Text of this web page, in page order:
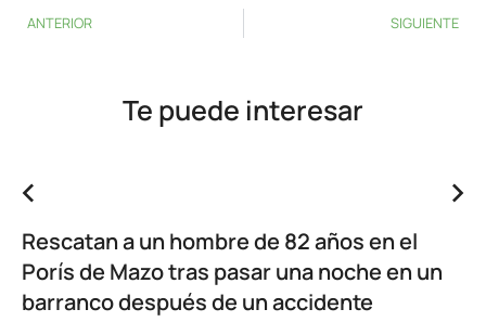
ANTERIOR SIGUIENTE
Te puede interesar
Rescatan a un hombre de 82 años en el
Porís de Mazo tras pasar una noche en un
barranco después de un accidente